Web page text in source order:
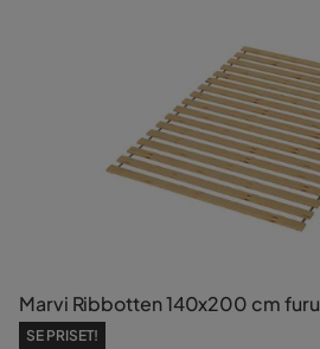
Marvi Ribbotten 140x200 cm furu
SE PRISET!